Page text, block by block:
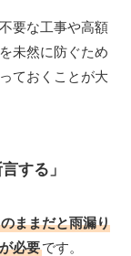
要な工事や高額
未然に防ぐため
ておくことが大
する」
ままだと雨漏り
必要です。